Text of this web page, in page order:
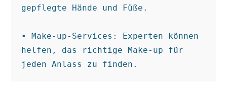
gepflegte Hände und Füße.
• Make-up-Services: Experten können
helfen, das richtige Make-up für
jeden Anlass zu finden.